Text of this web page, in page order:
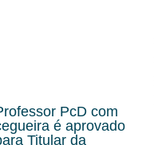
PcD com
é aprovado
Titular da